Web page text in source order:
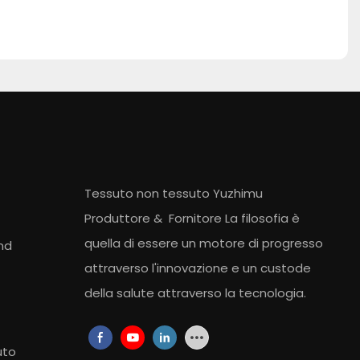
Tessuto non tessuto Yuzhimu
Produttore & Fornitore La filosofia è
quella di essere un motore di progresso
attraverso l'innovazione e un custode
della salute attraverso la tecnologia.